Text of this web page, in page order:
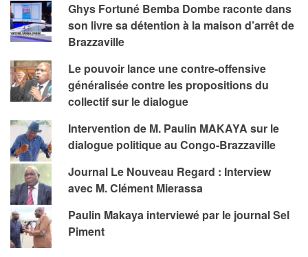
Ghys Fortuné Bemba Dombe raconte dans
son livre sa détention à la maison d’arrêt de
Brazzaville
Le pouvoir lance une contre-offensive
généralisée contre les propositions du
collectif sur le dialogue
Intervention de M. Paulin MAKAYA sur le
dialogue politique au Congo-Brazzaville
Journal Le Nouveau Regard : Interview
avec M. Clément Mierassa
Paulin Makaya interviewé par le journal Sel
Piment